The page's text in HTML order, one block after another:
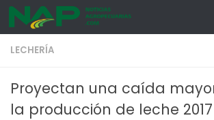
Skip to content
LECHERÍA
Proyectan una caída
la producción de leche 2017